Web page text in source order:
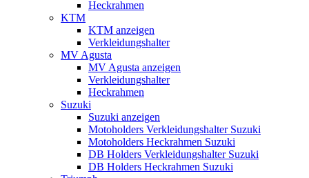
Heckrahmen
KTM
KTM anzeigen
Verkleidungshalter
MV Agusta
MV Agusta anzeigen
Verkleidungshalter
Heckrahmen
Suzuki
Suzuki anzeigen
Motoholders Verkleidungshalter Suzuki
Motoholders Heckrahmen Suzuki
DB Holders Verkleidungshalter Suzuki
DB Holders Heckrahmen Suzuki